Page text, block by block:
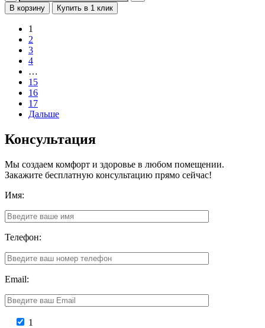
В корзину Купить в 1 клик
1
2
3
4
…
15
16
17
Дальше
Консультация
Мы создаем комфорт и здоровье в любом помещении.
Закажите бесплатную консультацию прямо сейчас!
Имя:
Телефон:
Email:
1